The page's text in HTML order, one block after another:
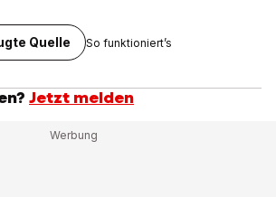
Quelle So funktioniert’s
Jetzt melden